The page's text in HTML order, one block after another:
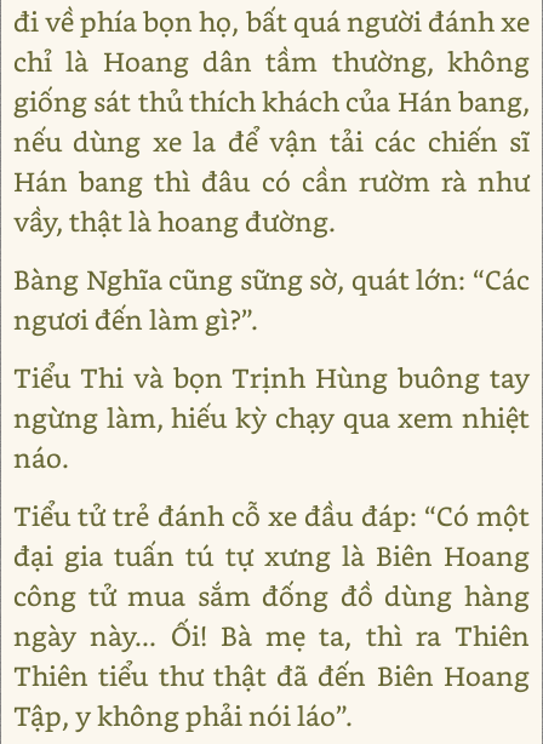
đi về phía bọn họ, bất quá người đánh xe
chỉ là Hoang dân tầm thường, không
giống sát thủ thích khách của Hán bang,
nếu dùng xe la để vận tải các chiến sĩ
Hán bang thì đâu có cần rườm rà như
vầy, thật là hoang đường.
Bàng Nghĩa cũng sững sờ, quát lớn: “Các
ngươi đến làm gì?”.
Tiểu Thi và bọn Trịnh Hùng buông tay
ngừng làm, hiếu kỳ chạy qua xem nhiệt
náo.
Tiểu tử trẻ đánh cỗ xe đầu đáp: “Có một
đại gia tuấn tú tự xưng là Biên Hoang
công tử mua sắm đống đồ dùng hàng
ngày này... Ối! Bà mẹ ta, thì ra Thiên
Thiên tiểu thư thật đã đến Biên Hoang
Tập, y không phải nói láo”.